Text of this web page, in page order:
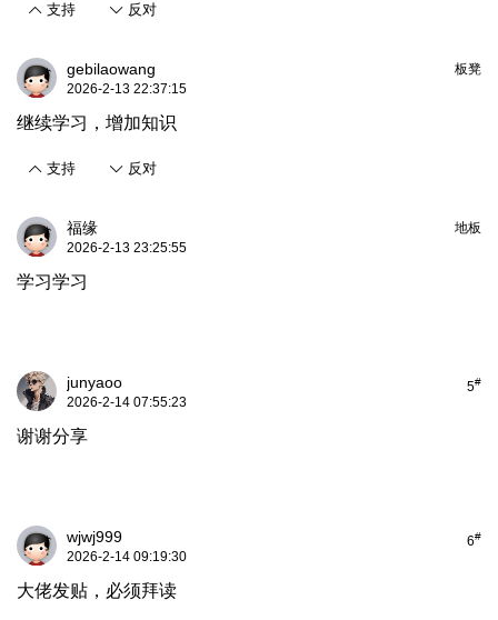
支持 反对
板凳
gebilaowang
2026-2-13 22:37:15
继续学习，增加知识
支持 反对
地板
福缘
2026-2-13 23:25:55
学习学习
5#
junyaoo
2026-2-14 07:55:23
谢谢分享
6#
wjwj999
2026-2-14 09:19:30
大佬发贴，必须拜读